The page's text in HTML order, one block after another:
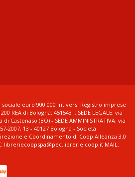
sociale euro 900.000 int.vers. Registro imprese
REA di Bologna: 451543 ; SEDE LEGALE: via
Castenaso (BO) - SEDE AMMINISTRATIVA: via
2007, 13 - 40127 Bologna - Società
e Coordinamento di Coop Alleanza 3.0
libreriecoopspa@pec.librerie.coop.it MAIL: